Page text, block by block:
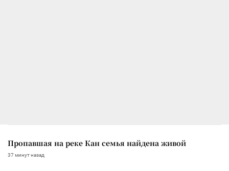
Пропавшая на реке Кан семья найдена живой
37 минут назад